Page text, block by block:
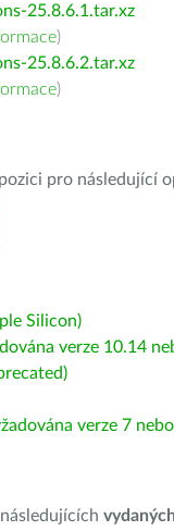
25.8.6.1.tar.xz
)
25.8.6.2.tar.xz
)
pro následující
Silicon)
verze 10.14
verze 7
vydaných